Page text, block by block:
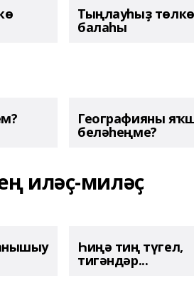
Тыңлауһыҙ төлкө
балаһы
Географияны
беләһеңме?
иләҫ-миләҫ
Һиңә тиң түгел,
тигәндәр...